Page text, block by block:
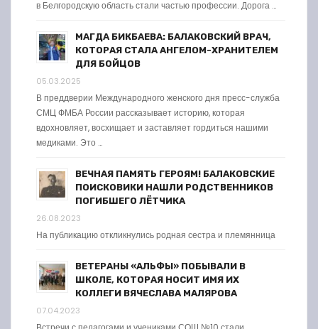
в Белгородскую область стали частью профессии. Дорога …
МАГДА БИКБАЕВА: БАЛАКОВСКИЙ ВРАЧ,
КОТОРАЯ СТАЛА АНГЕЛОМ-ХРАНИТЕЛЕМ
ДЛЯ БОЙЦОВ
05.03.2025
В преддверии Международного женского дня пресс-служба
СМЦ ФМБА России рассказывает историю, которая
вдохновляет, восхищает и заставляет гордиться нашими
медиками. Это …
ВЕЧНАЯ ПАМЯТЬ ГЕРОЯМ! БАЛАКОВСКИЕ
ПОИСКОВИКИ НАШЛИ РОДСТВЕННИКОВ
ПОГИБШЕГО ЛЁТЧИКА
26.08.2023
На публикацию откликнулись родная сестра и племянница
ВЕТЕРАНЫ «АЛЬФЫ» ПОБЫВАЛИ В
ШКОЛЕ, КОТОРАЯ НОСИТ ИМЯ ИХ
КОЛЛЕГИ ВЯЧЕСЛАВА МАЛЯРОВА
07.04.2023